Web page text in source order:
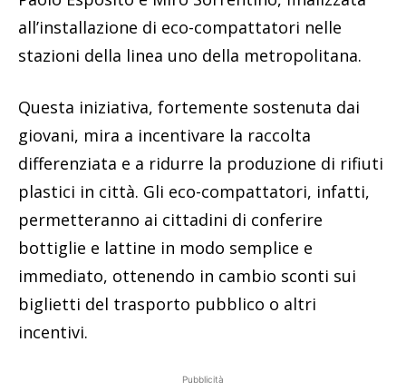
all’installazione di eco-compattatori nelle
stazioni della linea uno della metropolitana.
Questa iniziativa, fortemente sostenuta dai
giovani, mira a incentivare la raccolta
differenziata e a ridurre la produzione di rifiuti
plastici in città. Gli eco-compattatori, infatti,
permetteranno ai cittadini di conferire
bottiglie e lattine in modo semplice e
immediato, ottenendo in cambio sconti sui
biglietti del trasporto pubblico o altri
incentivi.
Pubblicità